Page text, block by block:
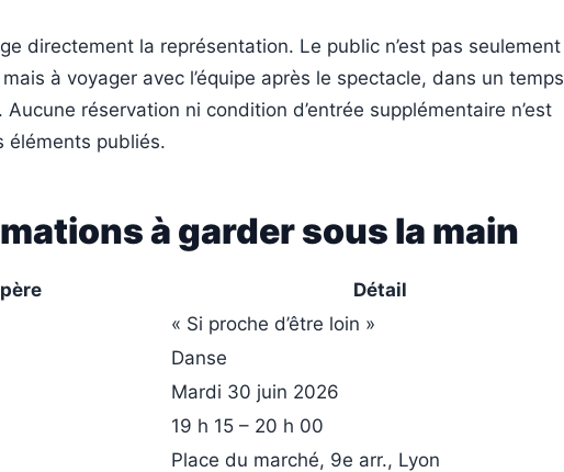
directement la représentation. Le public n’est pas seulement
à voyager avec l’équipe après le spectacle, dans un temps
réservation ni condition d’entrée supplémentaire n’est
éléments publiés.
à garder sous la main
Détail
« Si proche d’être loin »
Danse
Mardi 30 juin 2026
19 h 15 – 20 h 00
Place du marché, 9e arr., Lyon